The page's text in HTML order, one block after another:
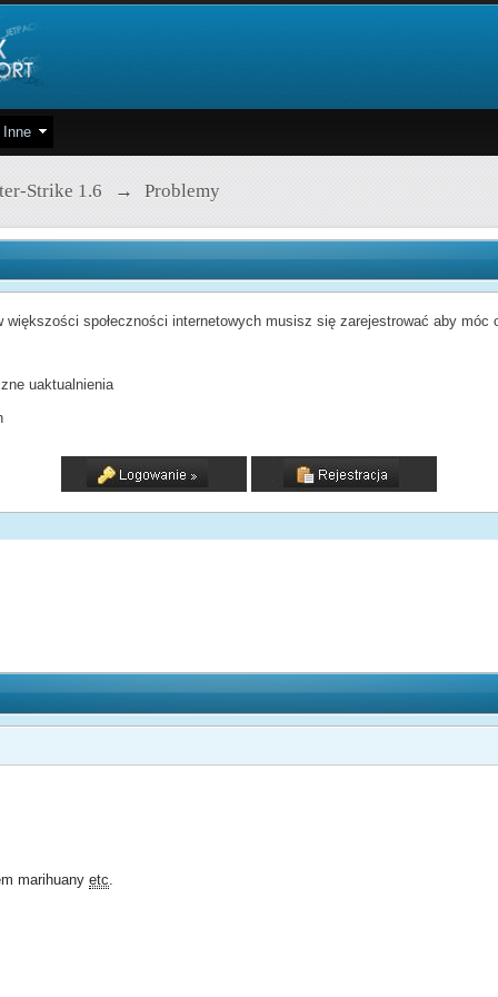
Inne
Strike 1.6 → Problemy
większości społeczności internetowych musisz się zarejestrować aby
uaktualnienia
marihuanyetc